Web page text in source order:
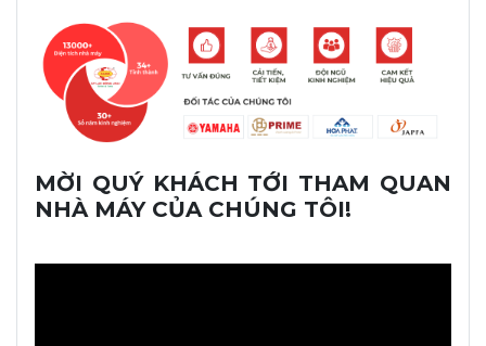
MỜI QUÝ KHÁCH TỚI THAM QUAN
NHÀ MÁY CỦA CHÚNG TÔI!